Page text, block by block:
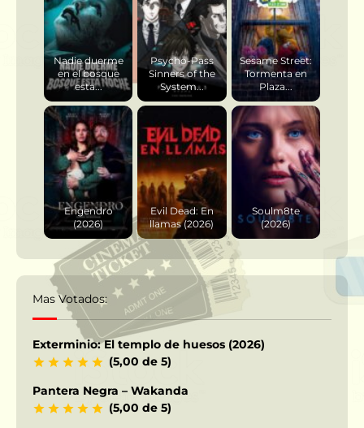
Nadie duerme
en el bosque
esta...
Psycho-Pass
Sinners of the
System...
Sesame Street:
Tormenta en
Plaza...
Engendro
(2026)
Evil Dead: En
llamas (2026)
Soulm8te
(2026)
Mas Votados:
Exterminio: El templo de huesos (2026)
(5,00 de 5)
Pantera Negra – Wakanda
(5,00 de 5)